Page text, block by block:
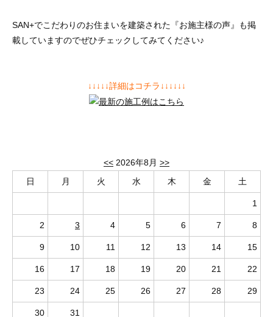
<< 2026年8月 >>
日
月 火 水 木 金 土
1
2 3 4 5 6 7 8
9 10 11 12 13 14 15
16 17 18 19 20 21 22
23 24 25 26 27 28 29
30 31
SAN+でこだわりのお住まいを建築された『お施主様の声』も掲
載していますのでぜひチェックしてみてください♪
↓↓↓↓↓詳細はコチラ↓↓↓↓↓↓